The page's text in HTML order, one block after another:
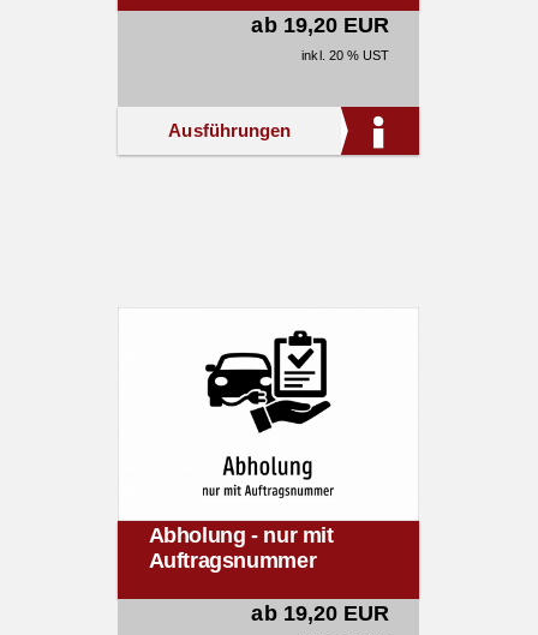
ab 19,20 EUR
inkl. 20 % UST
Ausführungen
Abholung - nur mit
Auftragsnummer
ab 19,20 EUR